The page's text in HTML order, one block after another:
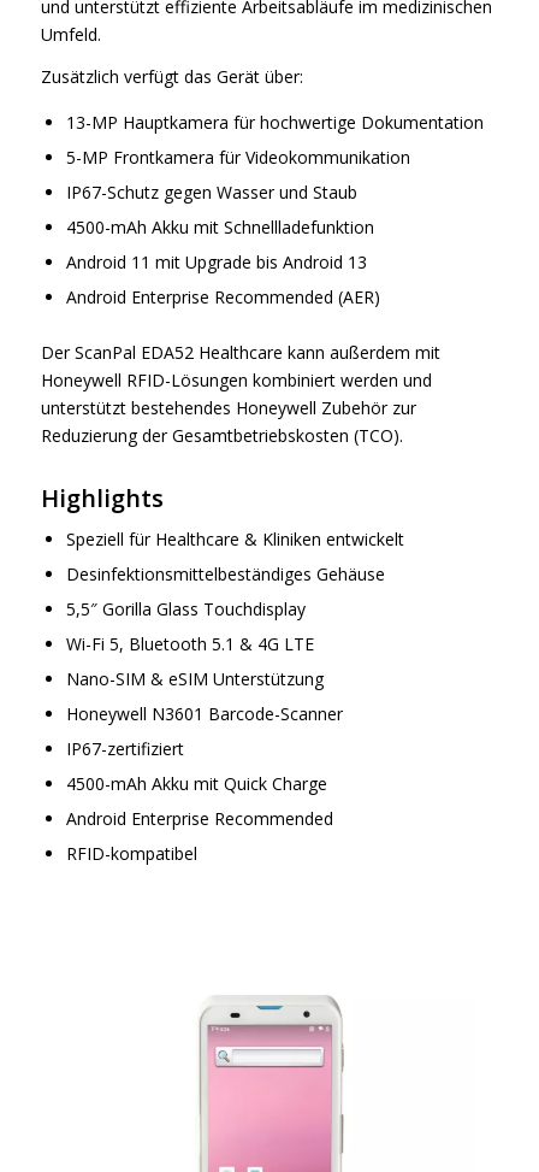
und unterstützt effiziente Arbeitsabläufe im medizinischen
Umfeld.
Zusätzlich verfügt das Gerät über:
13-MP Hauptkamera für hochwertige Dokumentation
5-MP Frontkamera für Videokommunikation
IP67-Schutz gegen Wasser und Staub
4500-mAh Akku mit Schnellladefunktion
Android 11 mit Upgrade bis Android 13
Android Enterprise Recommended (AER)
Der ScanPal EDA52 Healthcare kann außerdem mit
Honeywell RFID-Lösungen kombiniert werden und
unterstützt bestehendes Honeywell Zubehör zur
Reduzierung der Gesamtbetriebskosten (TCO).
Highlights
Speziell für Healthcare & Kliniken entwickelt
Desinfektionsmittelbeständiges Gehäuse
5,5″ Gorilla Glass Touchdisplay
Wi-Fi 5, Bluetooth 5.1 & 4G LTE
Nano-SIM & eSIM Unterstützung
Honeywell N3601 Barcode-Scanner
IP67-zertifiziert
4500-mAh Akku mit Quick Charge
Android Enterprise Recommended
RFID-kompatibel